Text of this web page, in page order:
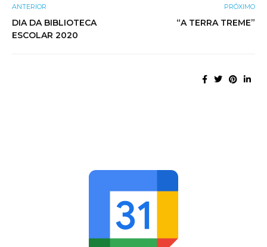
ANTERIOR
DIA DA BIBLIOTECA
ESCOLAR 2020
PRÓXIMO
“A TERRA TREME”